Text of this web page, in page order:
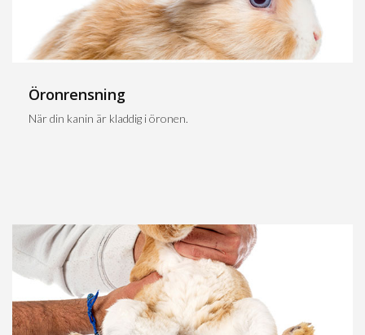
Öronrensning
När din kanin är kladdig i öronen.